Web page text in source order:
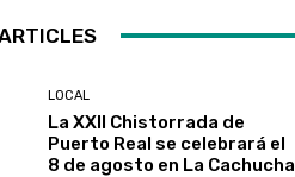
LOCAL
La XXII Chistorrada de
Puerto Real se celebrará el
8 de agosto en La Cachucha